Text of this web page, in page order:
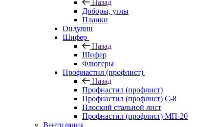
Назад
Доборы, углы
Планки
Ондулин
Шифер
Назад
Шифер
Флюгеры
Профнастил (профлист)
Назад
Профнастил (профлист)
Профнастил (профлист) С-8
Плоский стальной лист
Профнастил (профлист) МП-20
Вентиляция